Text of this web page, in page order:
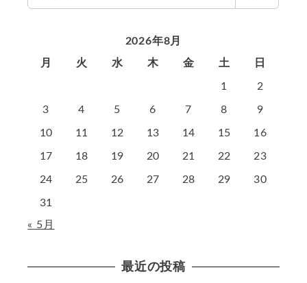
索
2026年8月
月
火 水 木 金 土 日
1 2
3 4 5 6 7 8 9
10 11 12 13 14 15 16
17 18 19 20 21 22 23
24 25 26 27 28 29 30
31
« 5月
最近の投稿